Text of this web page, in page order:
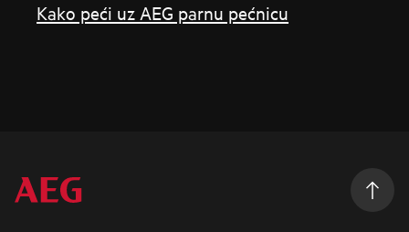
Kako peći uz AEG parnu pećnicu